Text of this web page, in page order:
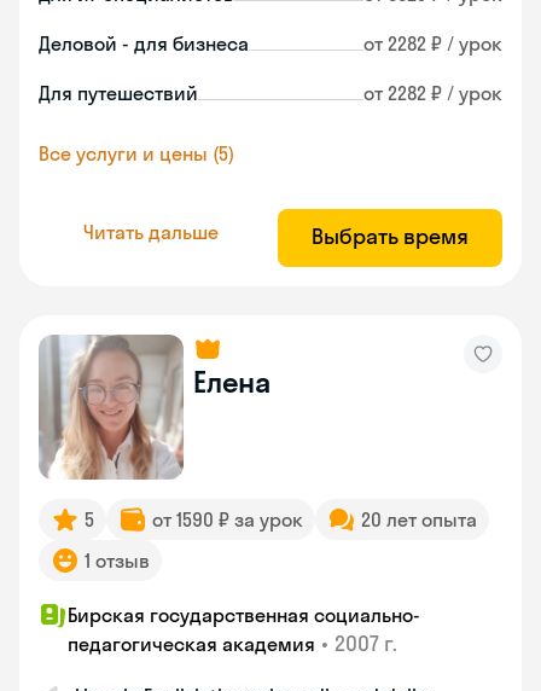
Деловой - для бизнеса от 2282 ₽ / урок
Для путешествий от 2282 ₽ / урок
Все услуги и цены (5)
Читать дальше Выбрать время
Елена
5 от 1590 ₽ за урок
20 лет опыта
1 отзыв
Бирская государственная социально-
педагогическая академия • 2007 г.